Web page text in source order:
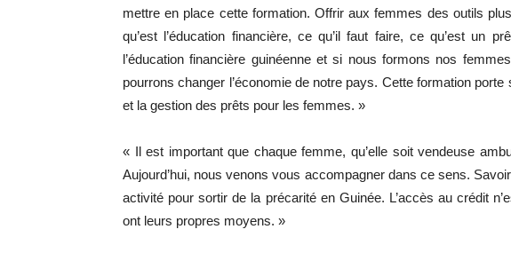
mettre en place cette formation. Offrir aux femmes des outils
qu’est l’éducation financière, ce qu’il faut faire, ce qu’est un
l’éducation financière guinéenne et si nous formons nos
pourrons changer l’économie de notre pays. Cette formation
et la gestion des prêts pour les femmes. »
« Il est important que chaque femme, qu’elle soit vendeuse
Aujourd’hui, nous venons vous accompagner dans ce sens.
activité pour sortir de la précarité en Guinée. L’accès au crédit
ont leurs propres moyens. »